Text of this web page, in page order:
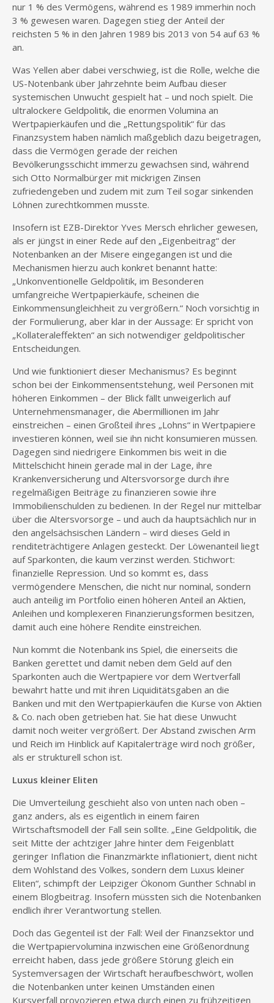
nur 1 % des Vermögens, während es 1989 immerhin noch
3 % gewesen waren. Dagegen stieg der Anteil der
reichsten 5 % in den Jahren 1989 bis 2013 von 54 auf 63 %
an.
Was Yellen aber dabei verschwieg, ist die Rolle, welche die
US-Notenbank über Jahrzehnte beim Aufbau dieser
systemischen Unwucht gespielt hat – und noch spielt. Die
ultralockere Geldpolitik, die enormen Volumina an
Wertpapierkäufen und die „Rettungspolitik“ für das
Finanzsystem haben nämlich maßgeblich dazu beigetragen,
dass die Vermögen gerade der reichen
Bevölkerungsschicht immerzu gewachsen sind, während
sich Otto Normalbürger mit mickrigen Zinsen
zufriedengeben und zudem mit zum Teil sogar sinkenden
Löhnen zurechtkommen musste.
Insofern ist EZB-Direktor Yves Mersch ehrlicher gewesen,
als er jüngst in einer Rede auf den „Eigenbeitrag“ der
Notenbanken an der Misere eingegangen ist und die
Mechanismen hierzu auch konkret benannt hatte:
„Unkonventionelle Geldpolitik, im Besonderen
umfangreiche Wertpapierkäufe, scheinen die
Einkommensungleichheit zu vergrößern.“ Noch vorsichtig in
der Formulierung, aber klar in der Aussage: Er spricht von
„Kollateraleffekten“ an sich notwendiger geldpolitischer
Entscheidungen.
Und wie funktioniert dieser Mechanismus? Es beginnt
schon bei der Einkommensentstehung, weil Personen mit
höheren Einkommen – der Blick fällt unweigerlich auf
Unternehmensmanager, die Abermillionen im Jahr
einstreichen – einen Großteil ihres „Lohns“ in Wertpapiere
investieren können, weil sie ihn nicht konsumieren müssen.
Dagegen sind niedrigere Einkommen bis weit in die
Mittelschicht hinein gerade mal in der Lage, ihre
Krankenversicherung und Altersvorsorge durch ihre
regelmäßigen Beiträge zu finanzieren sowie ihre
Immobilienschulden zu bedienen. In der Regel nur mittelbar
über die Altersvorsorge – und auch da hauptsächlich nur in
den angelsächsischen Ländern – wird dieses Geld in
renditeträchtigere Anlagen gesteckt. Der Löwenanteil liegt
auf Sparkonten, die kaum verzinst werden. Stichwort:
finanzielle Repression. Und so kommt es, dass
vermögendere Menschen, die nicht nur nominal, sondern
auch anteilig im Portfolio einen höheren Anteil an Aktien,
Anleihen und komplexeren Finanzierungsformen besitzen,
damit auch eine höhere Rendite einstreichen.
Nun kommt die Notenbank ins Spiel, die einerseits die
Banken gerettet und damit neben dem Geld auf den
Sparkonten auch die Wertpapiere vor dem Wertverfall
bewahrt hatte und mit ihren Liquiditätsgaben an die
Banken und mit den Wertpapierkäufen die Kurse von Aktien
& Co. nach oben getrieben hat. Sie hat diese Unwucht
damit noch weiter vergrößert. Der Abstand zwischen Arm
und Reich im Hinblick auf Kapitalerträge wird noch größer,
als er strukturell schon ist.
Luxus kleiner Eliten
Die Umverteilung geschieht also von unten nach oben –
ganz anders, als es eigentlich in einem fairen
Wirtschaftsmodell der Fall sein sollte. „Eine Geldpolitik, die
seit Mitte der achtziger Jahre hinter dem Feigenblatt
geringer Inflation die Finanzmärkte inflationiert, dient nicht
dem Wohlstand des Volkes, sondern dem Luxus kleiner
Eliten“, schimpft der Leipziger Ökonom Gunther Schnabl in
einem Blogbeitrag. Insofern müssten sich die Notenbanken
endlich ihrer Verantwortung stellen.
Doch das Gegenteil ist der Fall: Weil der Finanzsektor und
die Wertpapiervolumina inzwischen eine Größenordnung
erreicht haben, dass jede größere Störung gleich ein
Systemversagen der Wirtschaft heraufbeschwört, wollen
die Notenbanken unter keinen Umständen einen
Kursverfall provozieren etwa durch einen zu frühzeitigen